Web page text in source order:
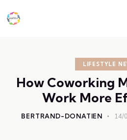
LIFESTYLE
How Coworking
Work More
BERTRAND-DONATIEN 14/